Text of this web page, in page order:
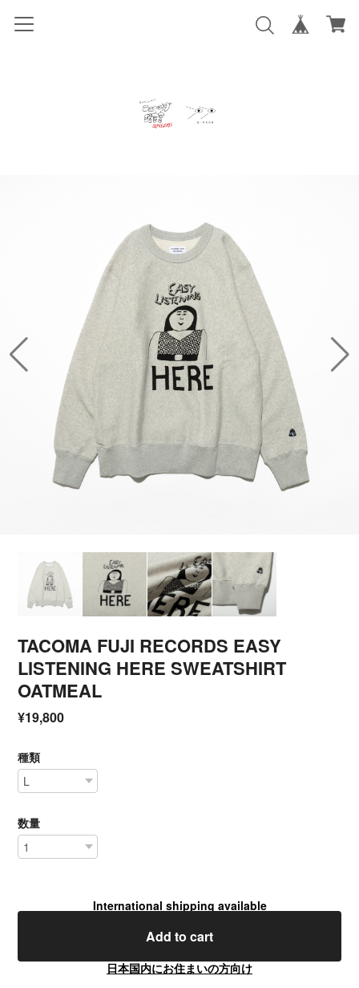
TACOMA FUJI RECORDS EASY
LISTENING HERE SWEATSHIRT
OATMEAL
¥19,800
種類
数量
International shipping available
Add to cart
日本国内にお住まいの方向け